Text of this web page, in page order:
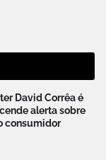
David Corrêa é
alerta sobre
consumidor